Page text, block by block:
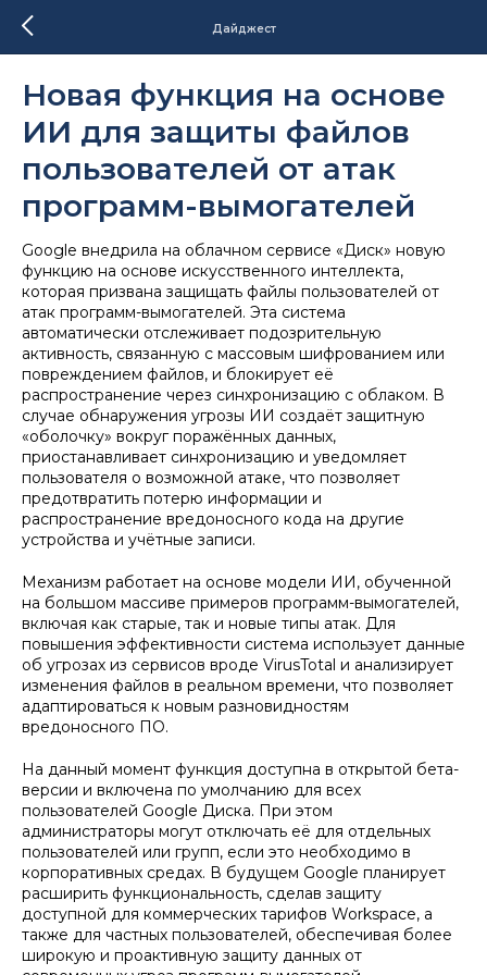
Дайджест
Новая функция на основе
ИИ для защиты файлов
пользователей от атак
программ-вымогателей
Google внедрила на облачном сервисе «Диск» новую
функцию на основе искусственного интеллекта,
которая призвана защищать файлы пользователей от
атак программ-вымогателей. Эта система
автоматически отслеживает подозрительную
активность, связанную с массовым шифрованием или
повреждением файлов, и блокирует её
распространение через синхронизацию с облаком. В
случае обнаружения угрозы ИИ создаёт защитную
«оболочку» вокруг поражённых данных,
приостанавливает синхронизацию и уведомляет
пользователя о возможной атаке, что позволяет
предотвратить потерю информации и
распространение вредоносного кода на другие
устройства и учётные записи.
Механизм работает на основе модели ИИ, обученной
на большом массиве примеров программ-вымогателей,
включая как старые, так и новые типы атак. Для
повышения эффективности система использует данные
об угрозах из сервисов вроде VirusTotal и анализирует
изменения файлов в реальном времени, что позволяет
адаптироваться к новым разновидностям
вредоносного ПО.
На данный момент функция доступна в открытой бета-
версии и включена по умолчанию для всех
пользователей Google Диска. При этом
администраторы могут отключать её для отдельных
пользователей или групп, если это необходимо в
корпоративных средах. В будущем Google планирует
расширить функциональность, сделав защиту
доступной для коммерческих тарифов Workspace, а
также для частных пользователей, обеспечивая более
широкую и проактивную защиту данных от